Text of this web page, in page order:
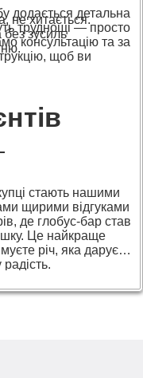
не хитається.
зусиль
додається детальна
труднощі — просто
консультацію та за
щоб ви
стають нашими
щирими відгуками
де глобус-бар став
Це найкраще
річ, яка дарує